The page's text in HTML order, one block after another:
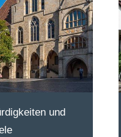
und